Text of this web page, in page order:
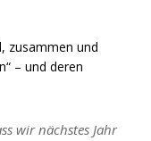
zusammen und
– und deren
wir nächstes Jahr